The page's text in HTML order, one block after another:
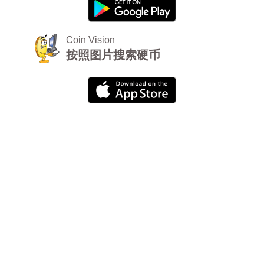
Coin Vision
按照图片搜索硬币